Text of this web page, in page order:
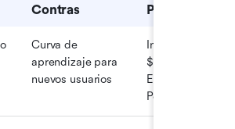
Contras Precios
Curva de
aprendizaje para
nuevos usuarios
Inicial GratisPro
$12/usuario/mes,
Empresarial
Personalizado